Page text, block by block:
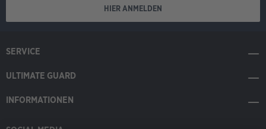
HIER ANMELDEN
SERVICE
ULTIMATE GUARD
INFORMATIONEN